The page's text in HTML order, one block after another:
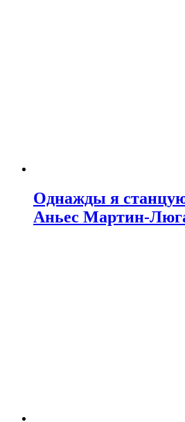
Однажды я
Аньес Мартин-